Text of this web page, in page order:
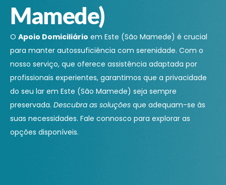
Mamede)
O Apoio Domiciliário em Este (São Mamede) é crucial
para manter autossuficiência com serenidade. Com o
nosso serviço, que oferece assistência adaptada por
profissionais experientes, garantimos que a privacidade
do seu lar em Este (São Mamede) seja sempre
preservada. Descubra as soluções que adequam-se às
suas necessidades. Fale connosco para explorar as
opções disponíveis.